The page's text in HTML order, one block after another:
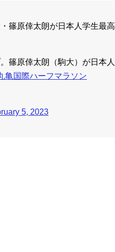
篠原倖太朗が日本人学生最高
篠原倖太朗（駒大）が日本人
亀国際ハーフマラソン
5, 2023